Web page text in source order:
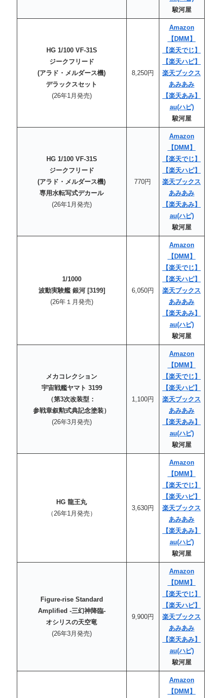
駿河屋
HG 1/100 VF-31S
ジークフリード
(アラド・メルダース機)
デラックスセット
(26年1月発売)
8,250円
Amazon
【DMM】
【楽天でじ】
【楽天ハピ】
楽天ブックス
あみあみ
【楽天あみ】
au(ハピ)
駿河屋
HG 1/100 VF-31S
ジークフリード
(アラド・メルダース機)
専用水転写式デカール
(26年1月発売)
770円
Amazon
【DMM】
【楽天でじ】
【楽天ハピ】
楽天ブックス
あみあみ
【楽天あみ】
au(ハピ)
駿河屋
1/1000
波動実験艦 銀河 [3199]
(26年１月発売)
6,050円
Amazon
【DMM】
【楽天でじ】
【楽天ハピ】
楽天ブックス
あみあみ
【楽天あみ】
au(ハピ)
駿河屋
メカコレクション
宇宙戦艦ヤマト 3199
（第3次改装型：
参戦章叙勲式典記念塗装）
(26年3月発売)
1,100円
Amazon
【DMM】
【楽天でじ】
【楽天ハピ】
楽天ブックス
あみあみ
【楽天あみ】
au(ハピ)
駿河屋
HG 龍王丸
（26年1月発売）
3,630円
Amazon
【DMM】
【楽天でじ】
【楽天ハピ】
楽天ブックス
あみあみ
【楽天あみ】
au(ハピ)
駿河屋
Figure-rise Standard
Amplified -三幻神降臨-
オシリスの天空竜
(26年3月発売)
9,900円
Amazon
【DMM】
【楽天でじ】
【楽天ハピ】
楽天ブックス
あみあみ
【楽天あみ】
au(ハピ)
駿河屋
Amazon
【DMM】